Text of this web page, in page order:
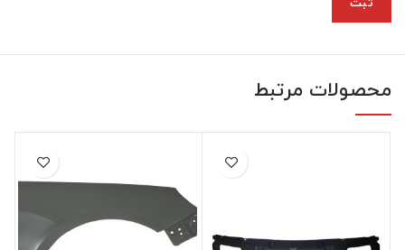
محصولات مرتبط